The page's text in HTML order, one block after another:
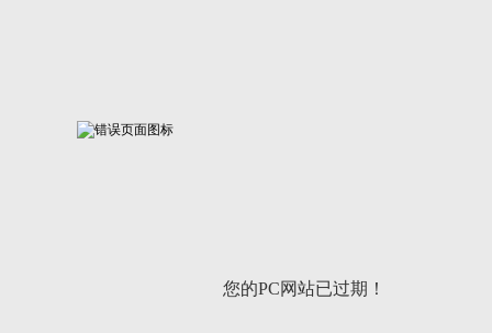
您的PC网站已过期！